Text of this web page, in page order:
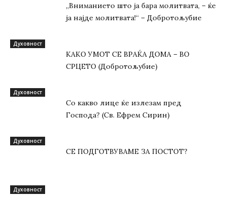
„Вниманието што jа бара молитвата, – ќе
jа најде молитвата!“ – Добротољубие
Духовност
КАКО УМОТ СЕ ВРАЌА ДОМА – ВО
СРЦЕТО (Добротољубие)
Духовност
Со какво лице ќе излезам пред
Господа? (Св. Ефрем Сирин)
Духовност
СЕ ПОДГОТВУВАМЕ ЗА ПОСТОТ?
Духовност